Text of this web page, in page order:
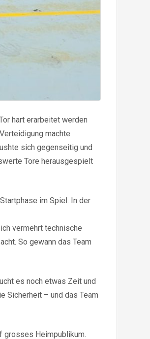
hart erarbeitet werden
machte
sich gegenseitig und
Tore herausgespielt
im Spiel. In der
vermehrt technische
So gewann das Team
es noch etwas Zeit und
Sicherheit – und das Team
grosses Heimpublikum.